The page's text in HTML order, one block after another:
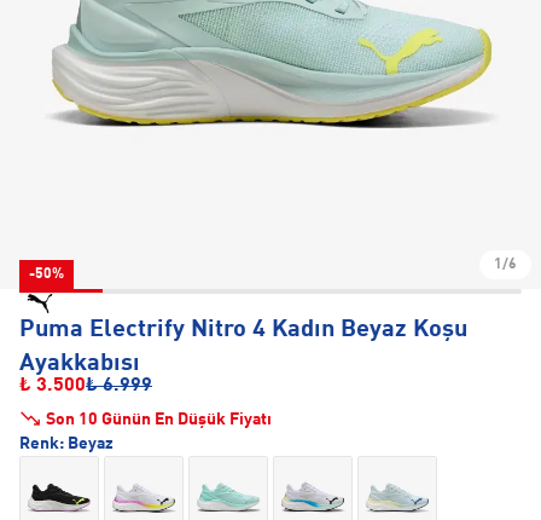
-50%
1/6
Puma Electrify Nitro 4 Kadın Beyaz Koşu
Ayakkabısı
₺ 3.500₺ 6.999
Son 10 Günün En Düşük Fiyatı
Renk: Beyaz